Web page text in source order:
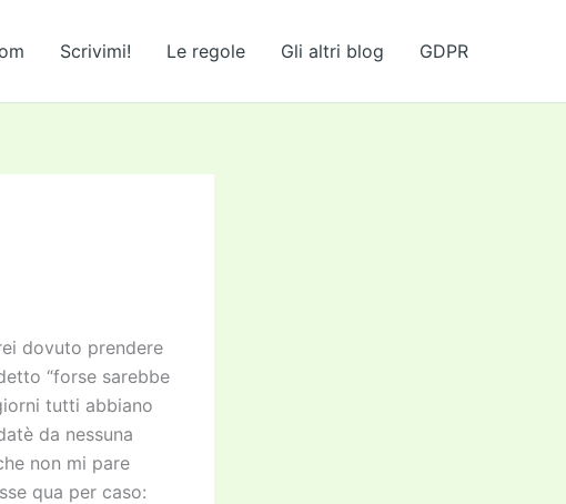
Scrivimi! Le regole Gli altri blog GDPR
dovuto prendere
“forse sarebbe
tutti abbiano
da nessuna
non mi pare
qua per caso: